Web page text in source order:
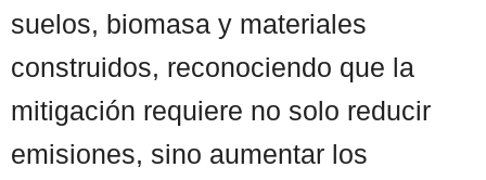
suelos, biomasa y materiales
construidos, reconociendo que la
mitigación requiere no solo reducir
emisiones, sino aumentar los